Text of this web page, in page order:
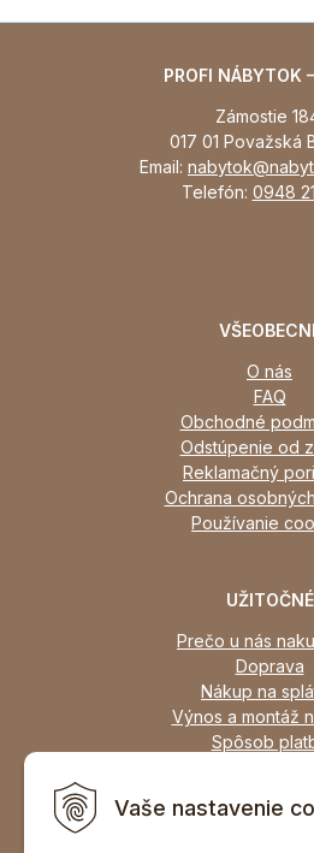
Vaše nastavenie
PROFI NÁBYTOK
Zámostie
017 01 Považská
Email:
Telefón: 0948
O nás
FAQ
Obchodné
Odstúpenie od
Reklamačný
Ochrana
Používanie
UŽITOČNÉ
Prečo u nás
Doprava
Nákup na
Výnos a montáž
Spôsob
Zariadime všetky